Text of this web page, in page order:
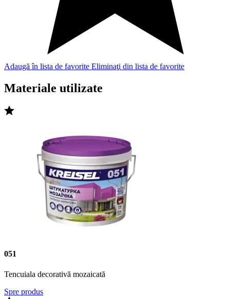
Adaugă în lista de favorite Eliminaţi din lista de favorite
Materiale utilizate
051
Tencuiala decorativă mozaicată
Spre produs